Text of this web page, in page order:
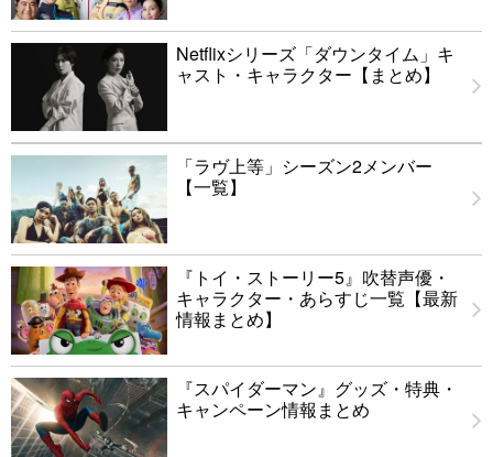
Netflixシリーズ「ダウンタイム」キ
ャスト・キャラクター【まとめ】
「ラヴ上等」シーズン2メンバー
【一覧】
『トイ・ストーリー5』吹替声優・
キャラクター・あらすじ一覧【最新
情報まとめ】
『スパイダーマン』グッズ・特典・
キャンペーン情報まとめ